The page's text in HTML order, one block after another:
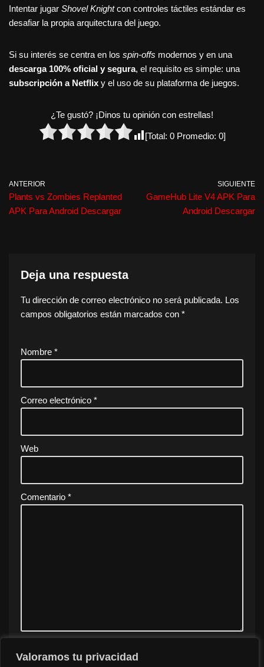
Valoramos tu privacidad
Intentar jugar Shovel Knightcon controles táctiles estándar es
desafiar la propia arquitectura del juego.
Si su interés se centra en los spin-offs modernos y en una
descarga 100% oficial y segura, el requisito es simple: una
subscripción a Netflix y el uso de su plataforma de juegos.
¿Te gustó? ¡Dinos tu opinión con estrellas!
[Total: 0Promedio: 0]
ANTERIOR
Plants vs Zombies Replanted
APK Para Android Descargar
SIGUIENTE
GameHub Lite V4 APK Para
Android Descargar
Deja una respuesta
Tu dirección de correo electrónico no será publicada. Los
campos obligatorios están marcados con *
Nombre *
Correo electrónico *
Web
Comentario *
Guarda mi nombre, correo electrónico y web en este